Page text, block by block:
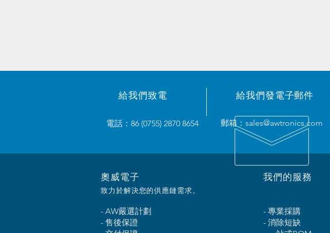
給我們致電 給我們發電子郵件
電話：86 (0755) 2870 8654 郵箱： sales@awtronics.com
奧威電子
致力於解決您的供應鏈需求。
- AW嚴選計劃
- 售後保證
我們的服務
- 專業採購
- 消除短缺